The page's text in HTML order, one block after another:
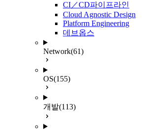
CI／CD파이프라인
Cloud Agnostic Design
Platform Engineering
데브옵스
Network(61)
OS(155)
개발(113)